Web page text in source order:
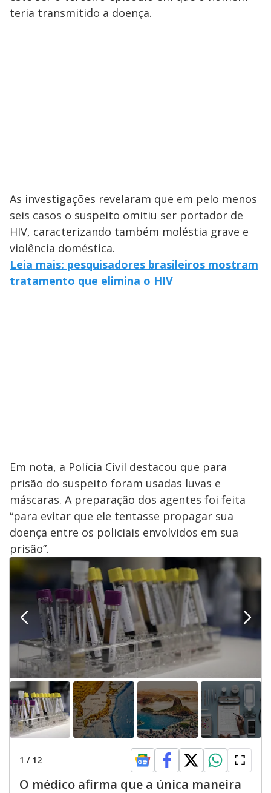
teria transmitido a doença.
As investigações revelaram que em pelo menos
seis casos o suspeito omitiu ser portador de
HIV, caracterizando também moléstia grave e
violência doméstica.
Leia mais: pesquisadores brasileiros mostram
tratamento que elimina o HIV
Em nota, a Polícia Civil destacou que para
prisão do suspeito foram usadas luvas e
máscaras. A preparação dos agentes foi feita
“para evitar que ele tentasse propagar sua
doença entre os policiais envolvidos em sua
prisão”.
1 / 12
O médico afirma que a única maneira